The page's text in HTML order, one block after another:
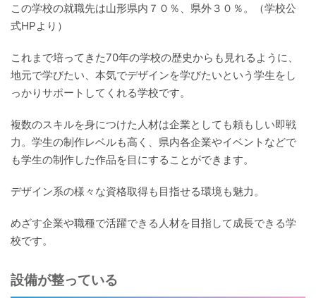
この学校の就職先は山形県内７０％、県外３０％。（学校公
式HPより）
これまで培ってきた70年の学校の歴史からも見れるように、
地元で学びたい、本気でデザインを学びたいという学生をし
っかりサポートしてくれる学校です。
複数のスキルを身につけた人材は企業としても頼もしい即戦
力。学生の制作レベルも高く、県内各企業やイベントなどで
も学生の制作した作品を目にすることができます。
デザイン系の様々な資格取得も目指せる環境も魅力。
めざす企業や職種で活躍できる人材を目指して成長できる学
校です。
設備が整っている